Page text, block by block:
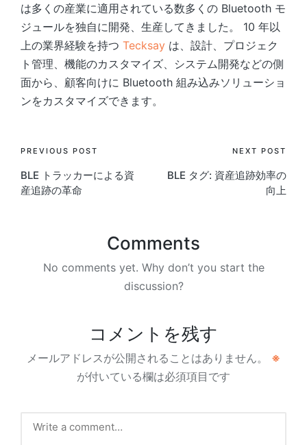
は多くの産業に適用されている数多くの Bluetooth モ
ジュールを独自に開発、生産してきました。 10 年以
上の業界経験を持つ Tecksay は、設計、プロジェク
ト管理、機能のカスタマイズ、システム開発などの側
面から、顧客向けに Bluetooth 組み込みソリューショ
ンをカスタマイズできます。
Post
navigation
PREVIOUS POST
BLE トラッカーによる資
産追跡の革命
NEXT POST
BLE タグ: 資産追跡効率の
向上
Comments
No comments yet. Why don’t you start the
discussion?
コメントを残す
メールアドレスが公開されることはありません。
※
が付いている欄は必須項目です